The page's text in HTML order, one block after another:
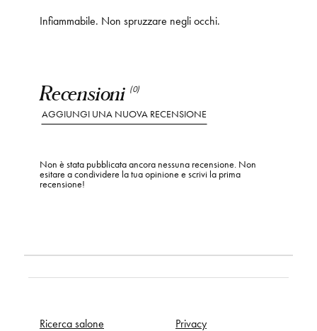
Recensioni (0)
AGGIUNGI UNA NUOVA RECENSIONE
Non è stata pubblicata ancora nessuna recensione. Non
esitare a condividere la tua opinione e scrivi la prima
recensione!
Infiammabile. Non spruzzare negli occhi.
Ricerca salone
Privacy